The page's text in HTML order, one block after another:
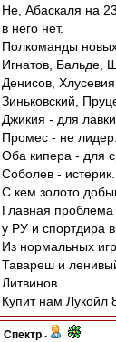
Не, Абаскаля на
в него нет.
Полкоманды новых
Игнатов, Бальде,
Денисов,
Зиньковский,
Джикия - для лавки.
Промес - не
Оба кипера - для
Соболев - истерик.
С кем золото
Главная проблема
у РУ и спортдира
Из нормальных
Тавареш и
Литвинов.
Купит нам Лукойл
Спектр -